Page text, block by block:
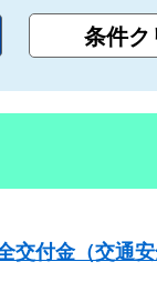
交付金（交通